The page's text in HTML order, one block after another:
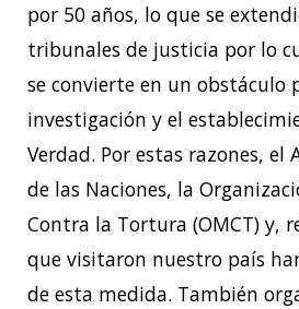
por 50 años, lo que se
tribunales de justicia por lo
se convierte en un obstáculo
investigación y el
Verdad. Por estas razones, el
de las Naciones, la
Contra la Tortura (OMCT) y,
que visitaron nuestro país
de esta medida. También